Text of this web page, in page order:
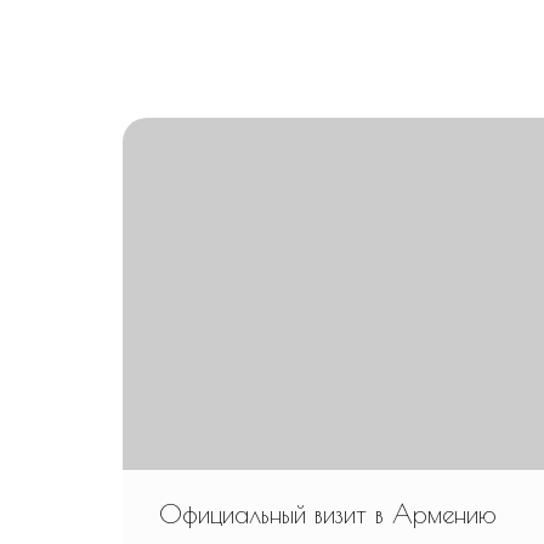
Официальный визит в Армению